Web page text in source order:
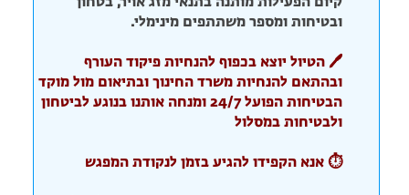
קיום הפעילות מותנה בתנאי מזג אויר, בטחון
ובטיחות ומספר משתתפים מינימלי.
🖊️ הטיול יוצא בכפוף להנחיות פיקוד העורף
ובהתאם להנחיות משרד החינוך ובתיאום מול מוקד
הבטיחות הפועל 24/7 ומנחה אותנו בנוגע לביטחון
ולבטיחות במסלול
⏱️ אנא הקפידו להגיע בזמן לנקודת המפגש